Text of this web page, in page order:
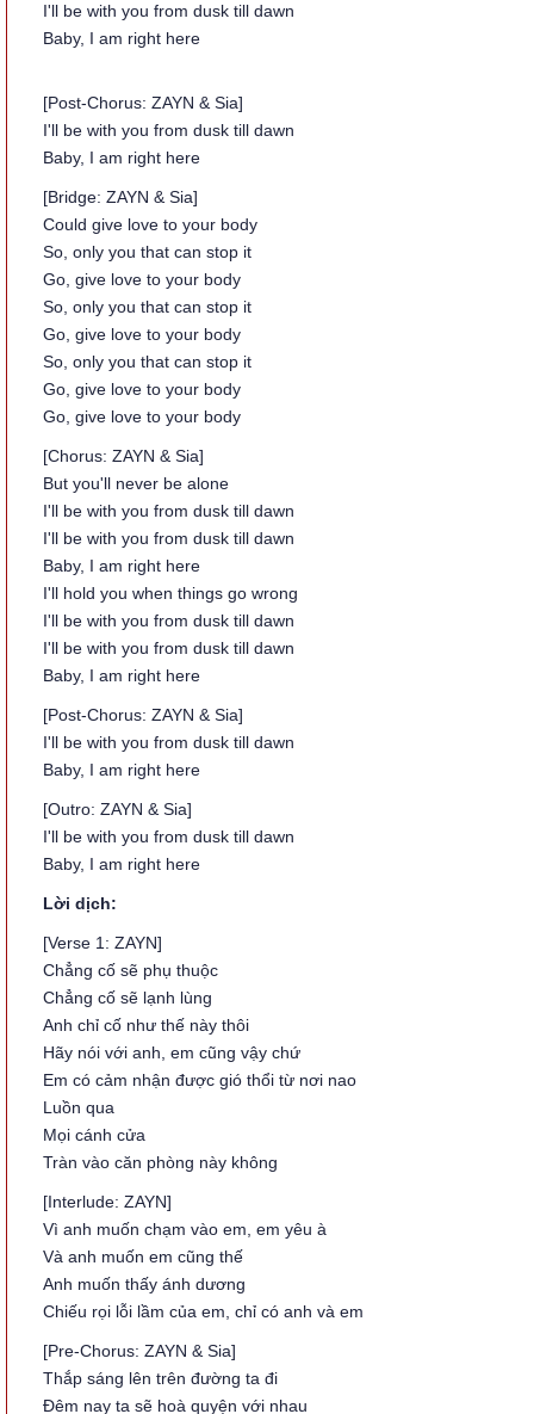
I'll be with you from dusk till dawn
Baby, I am right here
[Post-Chorus: ZAYN & Sia]
I'll be with you from dusk till dawn
Baby, I am right here
[Bridge: ZAYN & Sia]
Could give love to your body
So, only you that can stop it
Go, give love to your body
So, only you that can stop it
Go, give love to your body
So, only you that can stop it
Go, give love to your body
Go, give love to your body
[Chorus: ZAYN & Sia]
But you'll never be alone
I'll be with you from dusk till dawn
I'll be with you from dusk till dawn
Baby, I am right here
I'll hold you when things go wrong
I'll be with you from dusk till dawn
I'll be with you from dusk till dawn
Baby, I am right here
[Post-Chorus: ZAYN & Sia]
I'll be with you from dusk till dawn
Baby, I am right here
[Outro: ZAYN & Sia]
I'll be with you from dusk till dawn
Baby, I am right here
Lời dịch:
[Verse 1: ZAYN]
Chẳng cố sẽ phụ thuộc
Chẳng cố sẽ lạnh lùng
Anh chỉ cố như thế này thôi
Hãy nói với anh, em cũng vậy chứ
Em có cảm nhận được gió thổi từ nơi nao
Luồn qua
Mọi cánh cửa
Tràn vào căn phòng này không
[Interlude: ZAYN]
Vì anh muốn chạm vào em, em yêu à
Và anh muốn em cũng thế
Anh muốn thấy ánh dương
Chiếu rọi lỗi lầm của em, chỉ có anh và em
[Pre-Chorus: ZAYN & Sia]
Thắp sáng lên trên đường ta đi
Đêm nay ta sẽ hoà quyện với nhau